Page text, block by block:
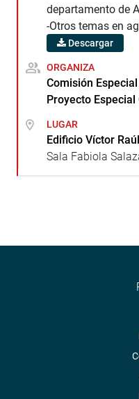
departamento de
-Otros temas en
Descargar
ORGANIZA
Comisión
Proyecto Especial
LUGAR
Edificio Víctor
Sala Fabiola